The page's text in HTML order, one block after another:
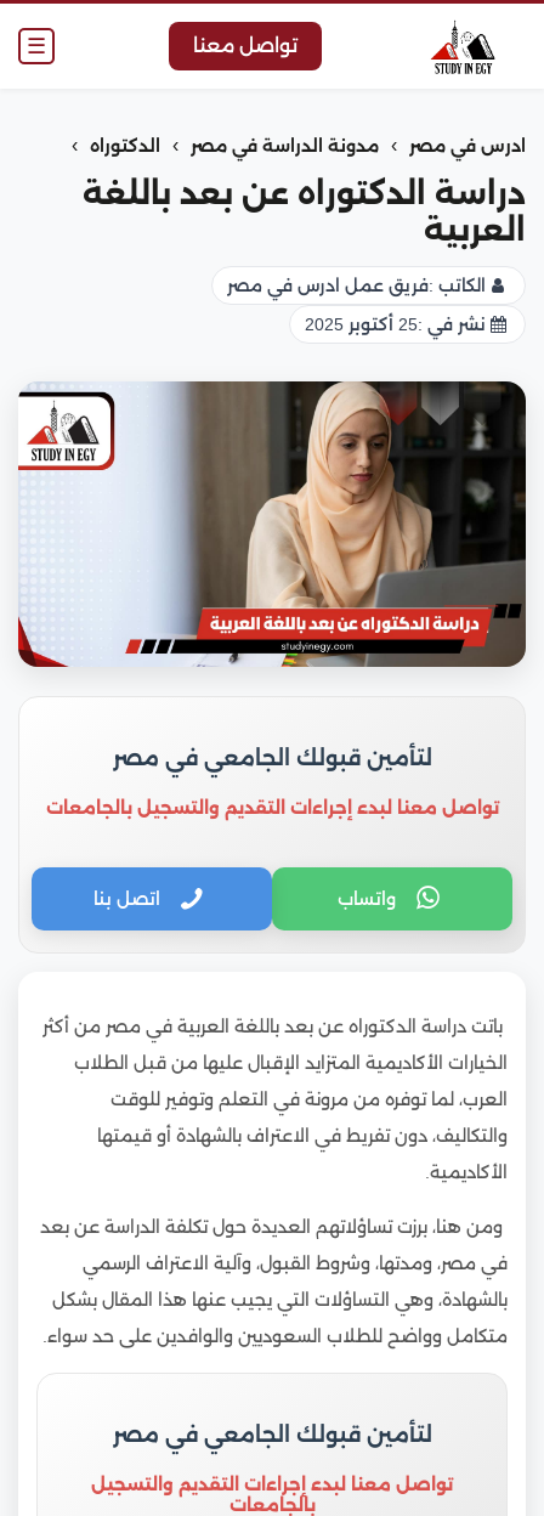
☰ تواصل معنا
ادرس في مصر › مدونة الدراسة في مصر › الدكتوراه ›
دراسة الدكتوراه عن بعد باللغة
العربية
الكاتب :فريق عمل ادرس في مصر
نشر في :25 أكتوبر 2025
لتأمين قبولك الجامعي في مصر
تواصل معنا لبدء إجراءات التقديم والتسجيل بالجامعات
واتساب اتصل بنا
باتت دراسة الدكتوراه عن بعد باللغة العربية في مصر من أكثر
الخيارات الأكاديمية المتزايد الإقبال عليها من قبل الطلاب
العرب، لما توفره من مرونة في التعلم وتوفير للوقت
والتكاليف، دون تفريط في الاعتراف بالشهادة أو قيمتها
الأكاديمية.
ومن هنا، برزت تساؤلاتهم العديدة حول تكلفة الدراسة عن بعد
في مصر، ومدتها، وشروط القبول، وآلية الاعتراف الرسمي
بالشهادة، وهي التساؤلات التي يجيب عنها هذا المقال بشكل
متكامل وواضح للطلاب السعوديين والوافدين على حد سواء.
لتأمين قبولك الجامعي في مصر
تواصل معنا لبدء إجراءات التقديم والتسجيل
بالجامعات